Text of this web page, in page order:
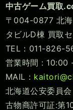
中古ゲーム買取
〒004-0877 北
タビルD棟 買取
TEL：011-826-
営業時間 : 10:00
MAIL：
北海道公安委員会
古物商許可証:第